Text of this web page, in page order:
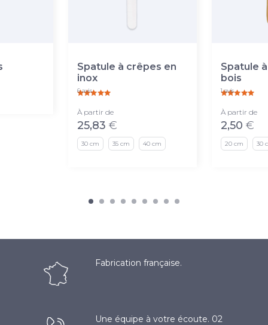
Spatule à crêpes en
inox
6 avis
À partir de
25,83 €
30 cm 35 cm 40 cm
Spatule
bois
1 avis
À partir de
2,50 €
20 cm 30
Fabrication française.
Une équipe à votre écoute. 02